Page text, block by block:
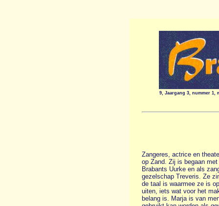
9, Jaargang 3, nummer 1,
Zangeres, actrice en
op Zand. Zij is begaan
Brabants Uurke en als
gezelschap Treveris. Ze
de taal is waarmee ze is
uiten, iets wat voor het
belang is. Marja is van